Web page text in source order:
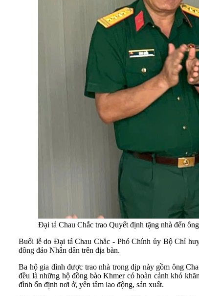
Đại tá Chau Chắc trao Quyết định tặng nhà đến
Buổi lễ do Đại tá Chau Chắc - Phó Chính ủy Bộ Chỉ
đông đảo Nhân dân trên địa bàn.
Ba hộ gia đình được trao nhà trong dịp này gồm ông
đều là những hộ đồng bào Khmer có hoàn cảnh khó
đình ổn định nơi ở, yên tâm lao động, sản xuất.